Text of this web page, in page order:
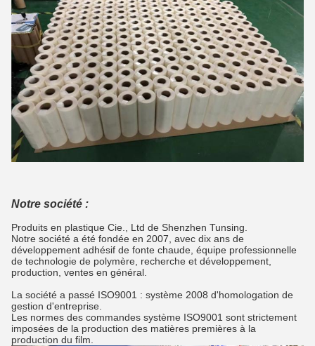
Notre société :
Produits en plastique Cie., Ltd de Shenzhen Tunsing.
Notre société a été fondée en 2007, avec dix ans de
développement adhésif de fonte chaude, équipe professionnelle
de technologie de polymère, recherche et développement,
production, ventes en général.
La société a passé ISO9001 : système 2008 d'homologation de
gestion d'entreprise.
Les normes des commandes système ISO9001 sont strictement
imposées de la production des matières premières à la
production du film.